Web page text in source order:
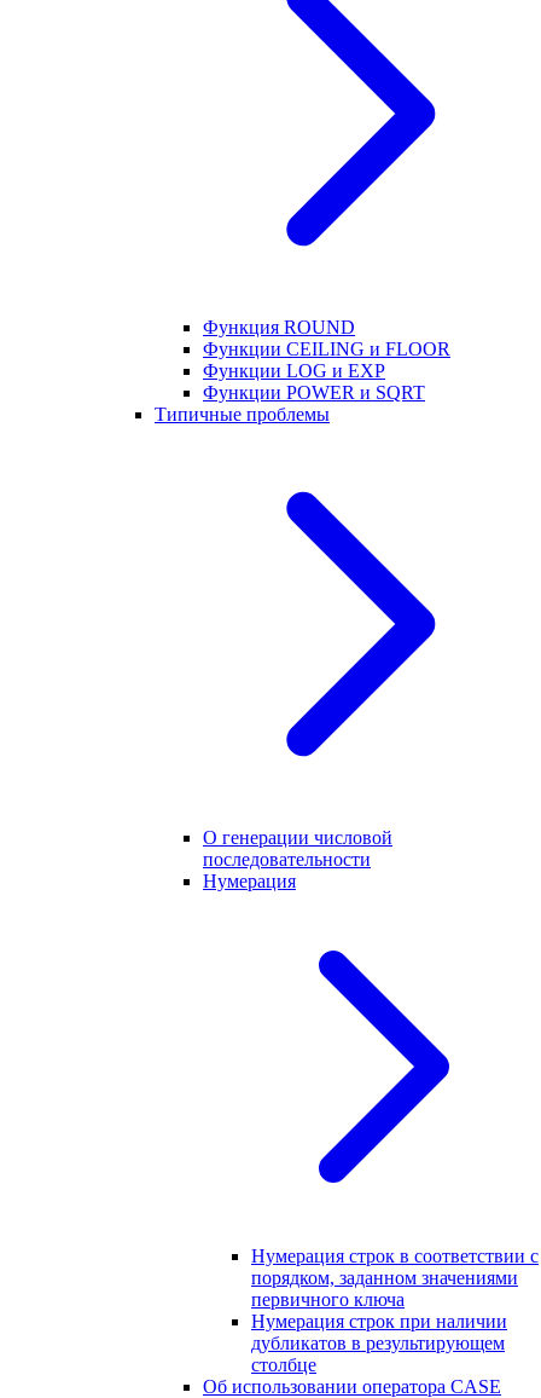
Функция ROUND
Функции CEILING и FLOOR
Функции LOG и EXP
Функции POWER и SQRT
Типичные проблемы
О генерации числовой
последовательности
Нумерация
Нумерация строк в соответствии с
порядком, заданном значениями
первичного ключа
Нумерация строк при наличии
дубликатов в результирующем
столбце
Об использовании оператора CASE